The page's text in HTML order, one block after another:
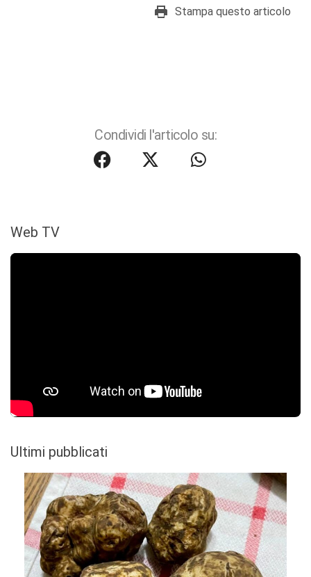
Stampa questo articolo
Condividi l'articolo su:
Web TV
Ultimi pubblicati